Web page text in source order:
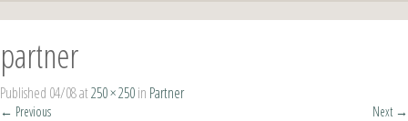
partner
Published 04/08at250 × 250in Partner
← Previous Next →